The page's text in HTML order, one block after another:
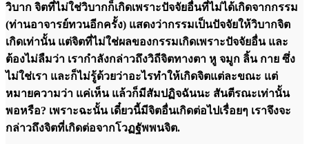
วิบาก จิตที่ไม่ใช่วิบากก็เกิดเพราะปัจจัยอื่นที่ไม่ได้เกิดจากกรรม
(ท่านอาจารย์ทวนอีกครั้ง) แสดงว่ากรรมเป็นปัจจัยให้วิบากจิต
เกิดเท่านั้น แต่จิตที่ไม่ใช่ผลของกรรมเกิดเพราะปัจจัยอื่น และ
ต้องไม่ลืมว่า เรากำลังกล่าวถึงวิถีจิตทางตา หู จมูก ลิ้น กาย ซึ่ง
ไม่ใช่เรา และก็ไม่รู้ด้วยว่าอะไรทำให้เกิดจิตแต่ละขณะ แต่
หมายความว่า แค่เห็น แล้วก็มีสัมปฏิจฉันนะ สันตีรณะเท่านั้น
พอหรือ? เพราะฉะนั้น เดี๋ยวนี้มีจิตอื่นเกิดต่อไปเรื่อยๆ เราจึงจะ
กล่าวถึงจิตที่เกิดต่อจากโวฏฐัพพนจิต.